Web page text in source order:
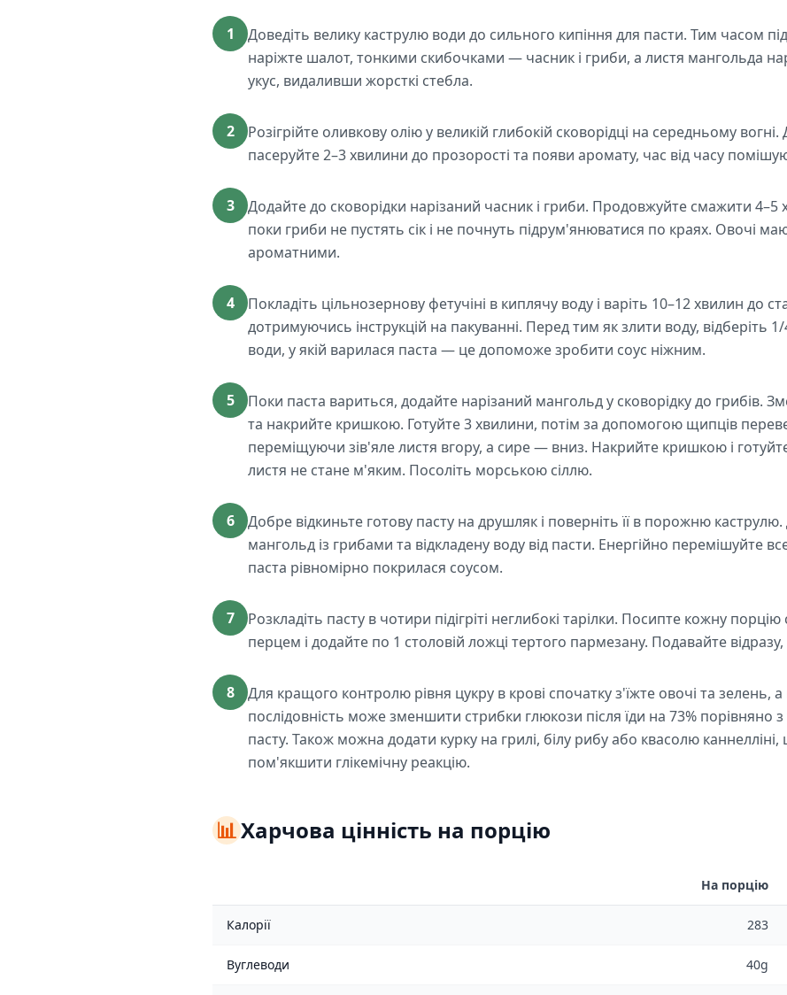
1
Доведіть велику каструлю води до сильного кипіння для пасти. Тим часом
наріжте шалот, тонкими скибочками — часник і гриби, а листя мангольда
укус, видаливши жорсткі стебла.
2
Розігрійте оливкову олію у великій глибокій сковорідці на середньому
пасеруйте 2–3 хвилини до прозорості та появи аромату, час від часу
3
Додайте до сковорідки нарізаний часник і гриби. Продовжуйте смажити
поки гриби не пустять сік і не почнуть підрум'янюватися по краях. Овочі
ароматними.
4
Покладіть цільнозернову фетучіні в киплячу воду і варіть 10–12 хвилин до
дотримуючись інструкцій на пакуванні. Перед тим як злити воду, відберіть
води, у якій варилася паста — це допоможе зробити соус ніжним.
5
Поки паста вариться, додайте нарізаний мангольд у сковорідку до грибів.
та накрийте кришкою. Готуйте 3 хвилини, потім за допомогою щипців
переміщуючи зів'яле листя вгору, а сире — вниз. Накрийте кришкою і
листя не стане м'яким. Посоліть морською сіллю.
6
Добре відкиньте готову пасту на друшляк і поверніть її в порожню
мангольд із грибами та відкладену воду від пасти. Енергійно перемішуйте
паста рівномірно покрилася соусом.
7
Розкладіть пасту в чотири підігріті неглибокі тарілки. Посипте кожну
перцем і додайте по 1 столовій ложці тертого пармезану. Подавайте
8
Для кращого контролю рівня цукру в крові спочатку з'їжте овочі та зелень, а
послідовність може зменшити стрибки глюкози після їди на 73% порівняно
пасту. Також можна додати курку на грилі, білу рибу або квасолю
пом'якшити глікемічну реакцію.
📊Харчова цінність на порцію
На порцію
Калорії 283
Вуглеводи 40g